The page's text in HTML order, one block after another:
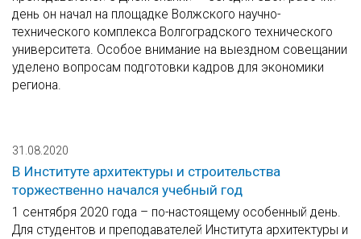
день он начал на площадке Волжского научно-
технического комплекса Волгоградского технического
университета. Особое внимание на выездном совещании
уделено вопросам подготовки кадров для экономики
региона.
31.08.2020
В Институте архитектуры и строительства
торжественно начался учебный год
1 сентября 2020 года – по-настоящему особенный день.
Для студентов и преподавателей Института архитектуры и